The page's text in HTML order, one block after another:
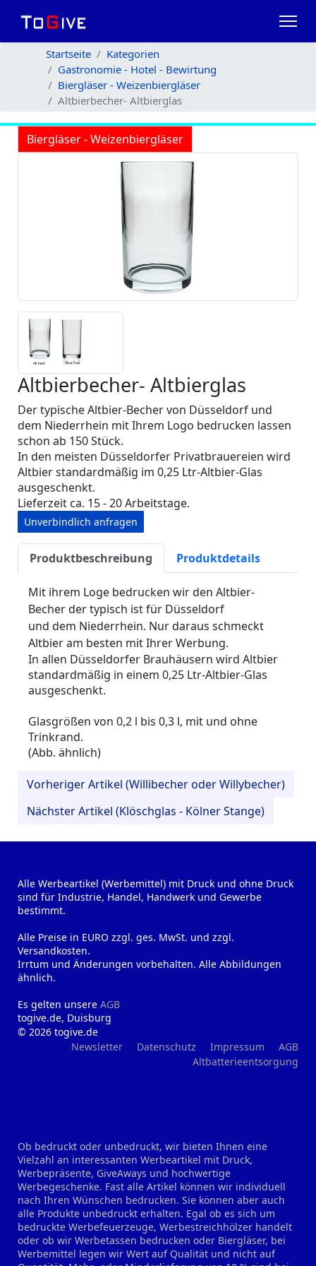
Startseite
Kategorien
Gastronomie - Hotel - Bewirtung
Biergläser - Weizenbiergläser
Altbierbecher- Altbierglas
Biergläser - Weizenbiergläser
Altbierbecher- Altbierglas
Der typische Altbier-Becher von Düsseldorf und
dem Niederrhein mit Ihrem Logo bedrucken lassen
schon ab 150 Stück.
In den meisten Düsseldorfer Privatbrauereien wird
Altbier standardmäßig im 0,25 Ltr-Altbier-Glas
ausgeschenkt.
Lieferzeit ca. 15 - 20 Arbeitstage.
Unverbindlich anfragen
Produktbeschreibung Produktdetails
Mit ihrem Loge bedrucken wir den Altbier-
Becher der typisch ist für Düsseldorf
und dem Niederrhein. Nur daraus schmeckt
Altbier am besten mit Ihrer Werbung.
In allen Düsseldorfer Brauhäusern wird Altbier
standardmäßig in einem 0,25 Ltr-Altbier-Glas
ausgeschenkt.
Glasgrößen von 0,2 l bis 0,3 l, mit und ohne
Trinkrand.
(Abb. ähnlich)
Vorheriger Artikel (Willibecher oder Willybecher)
Nächster Artikel (Klöschglas - Kölner Stange)
Alle Werbeartikel (Werbemittel) mit Druck und ohne Druck
sind für Industrie, Handel, Handwerk und Gewerbe
bestimmt.
Alle Preise in EURO zzgl. ges. MwSt. und zzgl.
Versandkosten.
Irrtum und Änderungen vorbehalten. Alle Abbildungen
ähnlich.
Es gelten unsere AGB
togive.de, Duisburg
© 2026 togive.de
Newsletter
Datenschutz Impressum
AGB
Altbatterieentsorgung
Ob bedruckt oder unbedruckt, wir bieten Ihnen eine
Vielzahl an interessanten Werbeartikel mit Druck,
Werbepräsente, GiveAways und hochwertige
Werbegeschenke. Fast alle Artikel können wir individuell
nach Ihren Wünschen bedrucken. Sie können aber auch
alle Produkte unbedruckt erhalten. Egal ob es sich um
bedruckte Werbefeuerzeuge, Werbestreichhölzer handelt
oder ob wir Werbetassen bedrucken oder Biergläser, bei
Werbemittel legen wir Wert auf Qualität und nicht auf